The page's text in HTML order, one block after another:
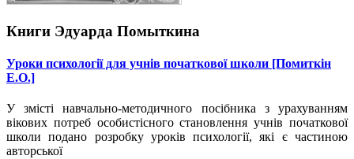
Книги Эдуарда Помыткина
Уроки психології для учнів початкової школи [Помиткін
Е.О.]
У змісті навчально-методичного посібника з урахуванням
вікових потреб особистісного становлення учнів початкової
школи подано розробку уроків психології, які є частиною
авторської